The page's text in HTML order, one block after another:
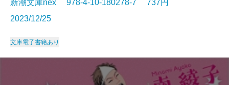
新潮文庫nex 978-4-10-180278-7 737円
2023/12/25
文庫電子書籍あり